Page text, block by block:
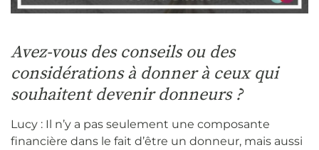
Avez-vous des conseils ou des
considérations à donner à ceux qui
souhaitent devenir donneurs ?
Lucy : Il n’y a pas seulement une composante
financière dans le fait d’être un donneur, mais aussi